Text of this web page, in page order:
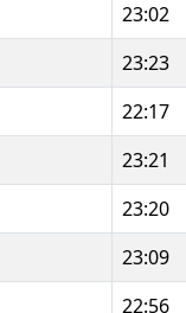
23:02
23:23
22:17
23:21
23:20
23:09
22:56